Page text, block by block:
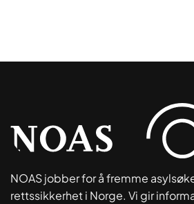
NOAS jobber for å fremme
rettssikkerhet i Norge. Vi gir